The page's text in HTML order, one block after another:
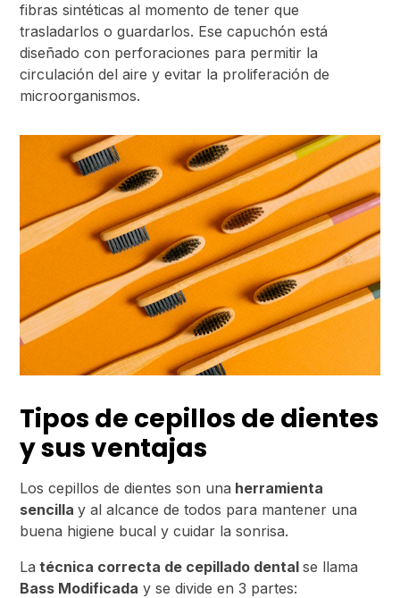
fibras sintéticas al momento de tener que
trasladarlos o guardarlos. Ese capuchón está
diseñado con perforaciones para permitir la
circulación del aire y evitar la proliferación de
microorganismos.
Tipos de cepillos de dientes
y sus ventajas
Los cepillos de dientes son una herramienta
sencillay al alcance de todos para mantener una
buena higiene bucal y cuidar la sonrisa.
La técnica correcta de cepillado dentalse llama
Bass Modificada y se divide en 3 partes: